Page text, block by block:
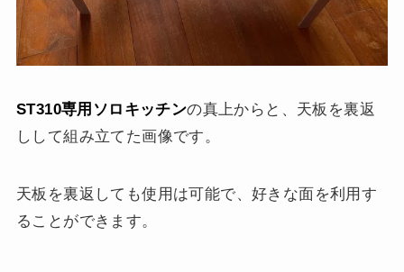
ST310専用ソロキッチンの真上からと、天板を裏返
しして組み立てた画像です。
天板を裏返しても使用は可能で、好きな面を利用す
ることができます。